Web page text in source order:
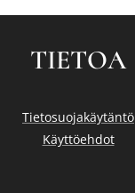
TIETOA
Tietosuojakäytäntö
Käyttöehdot